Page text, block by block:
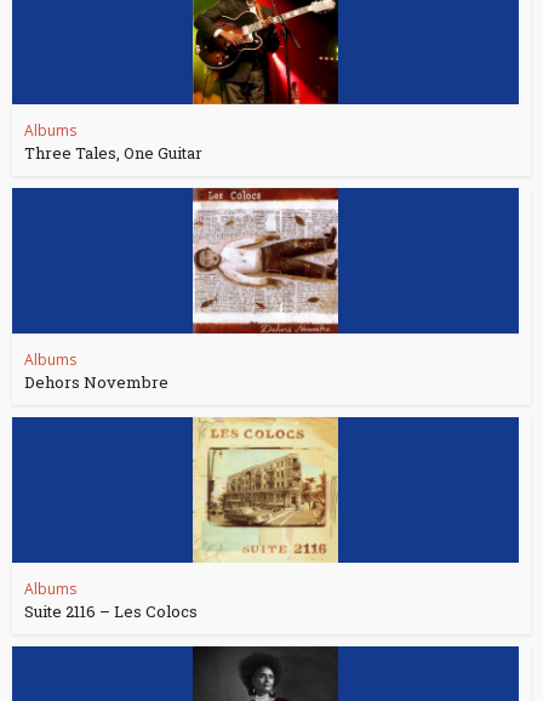
Albums
Three Tales, One Guitar
Albums
Dehors Novembre
Albums
Suite 2116 – Les Colocs